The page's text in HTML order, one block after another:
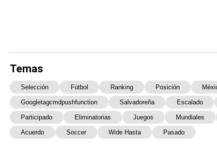
Temas
Selección Fútbol Ranking Posición
Googletagcmdpushfunction Salvadoreña Escalado
Participado Eliminatorias Juegos Mundiales
Acuerdo Soccer Wide Hasta Pasado